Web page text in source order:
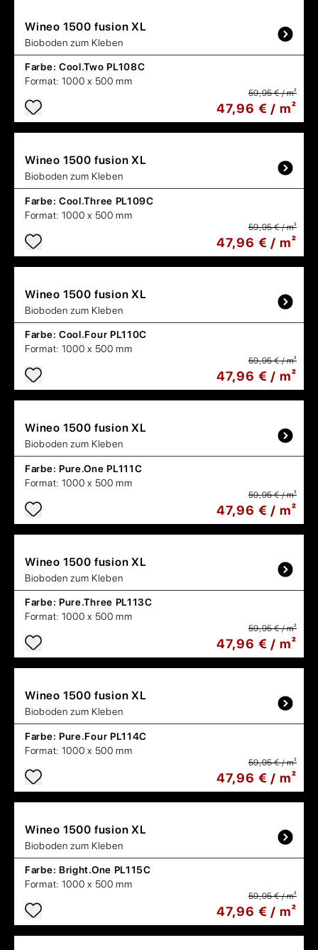
Wineo 1500 fusion XL
Bioboden zum Kleben
Farbe: Cool.Two PL108C
Format: 1000 x 500 mm
59,95 € / m²
47,96 € / m²
Wineo 1500 fusion XL
Bioboden zum Kleben
Farbe: Cool.Three PL109C
Format: 1000 x 500 mm
59,95 € / m²
47,96 € / m²
Wineo 1500 fusion XL
Bioboden zum Kleben
Farbe: Cool.Four PL110C
Format: 1000 x 500 mm
59,95 € / m²
47,96 € / m²
Wineo 1500 fusion XL
Bioboden zum Kleben
Farbe: Pure.One PL111C
Format: 1000 x 500 mm
59,95 € / m²
47,96 € / m²
Wineo 1500 fusion XL
Bioboden zum Kleben
Farbe: Pure.Three PL113C
Format: 1000 x 500 mm
59,95 € / m²
47,96 € / m²
Wineo 1500 fusion XL
Bioboden zum Kleben
Farbe: Pure.Four PL114C
Format: 1000 x 500 mm
59,95 € / m²
47,96 € / m²
Wineo 1500 fusion XL
Bioboden zum Kleben
Farbe: Bright.One PL115C
Format: 1000 x 500 mm
59,95 € / m²
47,96 € / m²